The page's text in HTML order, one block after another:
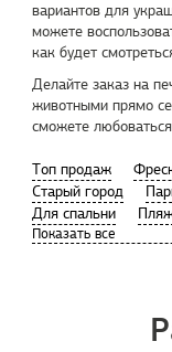
вариантов для
можете
как будет
Делайте заказ на
животными прямо
сможете
Tоп продаж
Старый город
Для спальни